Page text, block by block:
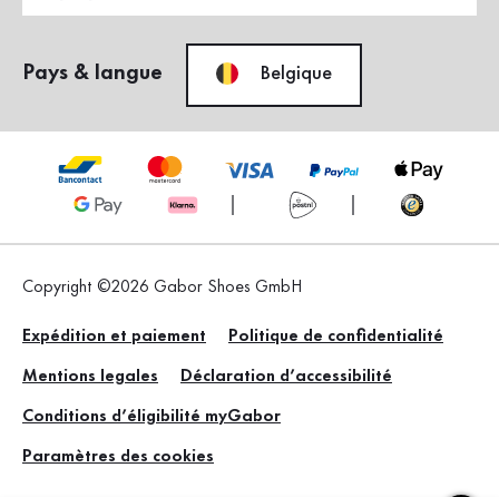
Pays & langue Belgique
Copyright ©2026 Gabor Shoes GmbH
Expédition et paiement Politique de confidentialité
Mentions legales Déclaration d’accessibilité
Conditions d’éligibilité myGabor
Paramètres des cookies